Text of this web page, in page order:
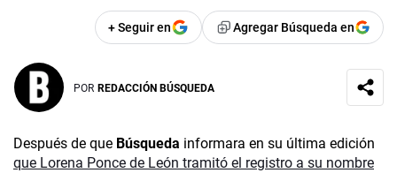
+ Seguir en Agregar Búsqueda en
POR REDACCIÓN BÚSQUEDA
Después de que Búsqueda informara en su última edición
que Lorena Ponce de León tramitó el registro a su nombre